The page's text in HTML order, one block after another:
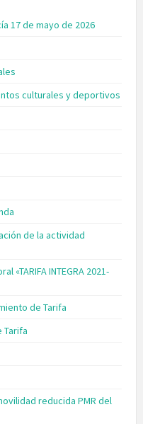
17 de mayo de 2026
culturales y deportivos
de la actividad
«TARIFA INTEGRA 2021-
de Tarifa
Tarifa
reducida PMR del